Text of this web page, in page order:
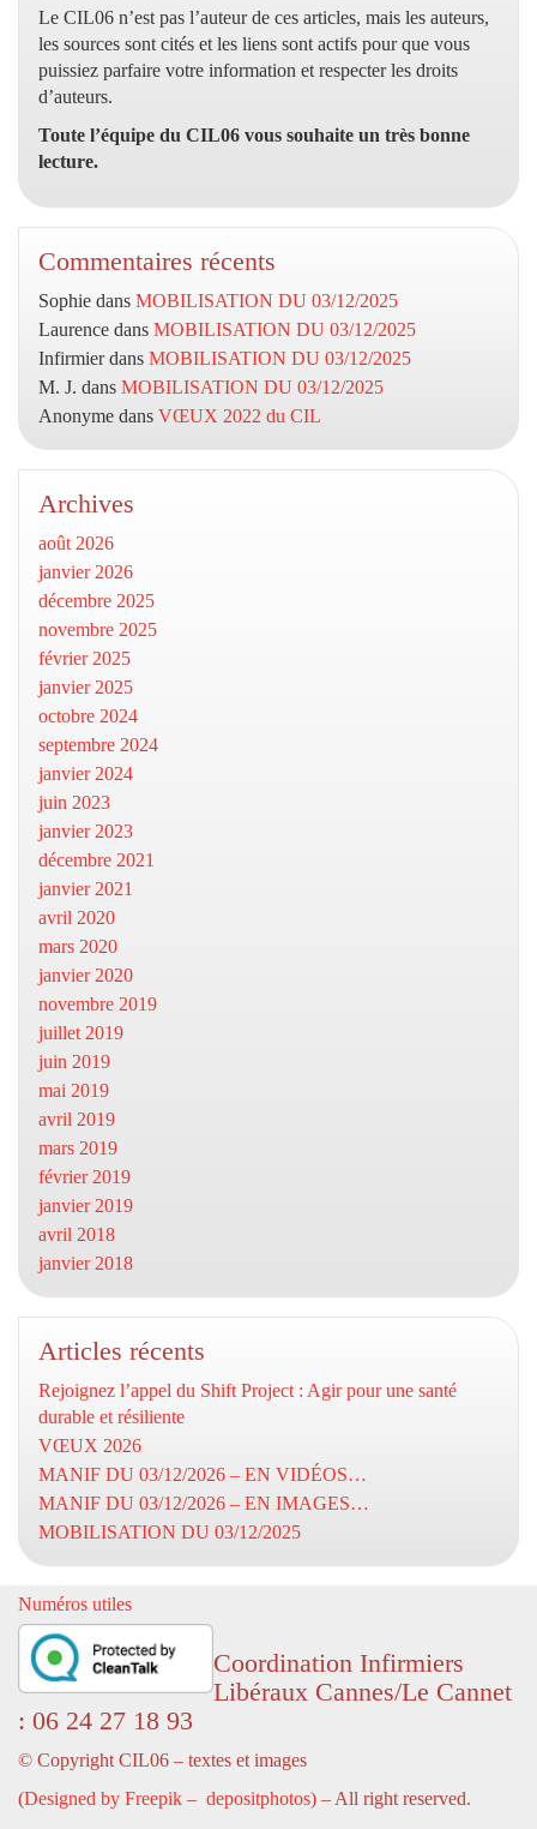
Le CIL06 n’est pas l’auteur de ces articles, mais les auteurs,
les sources sont cités et les liens sont actifs pour que vous
puissiez parfaire votre information et respecter les droits
d’auteurs.
Toute l’équipe du CIL06 vous souhaite un très bonne
lecture.
Commentaires récents
Sophie dans MOBILISATION DU 03/12/2025
Laurence dans MOBILISATION DU 03/12/2025
Infirmierdans MOBILISATION DU 03/12/2025
M. J. dans MOBILISATION DU 03/12/2025
Anonyme dans VŒUX 2022 du CIL
Archives
août 2026
janvier 2026
décembre 2025
novembre 2025
février 2025
janvier 2025
octobre 2024
septembre 2024
janvier 2024
juin 2023
janvier 2023
décembre 2021
janvier 2021
avril 2020
mars 2020
janvier 2020
novembre 2019
juillet 2019
juin 2019
mai 2019
avril 2019
mars 2019
février 2019
janvier 2019
avril 2018
janvier 2018
Articles récents
Rejoignez l’appel du Shift Project : Agir pour une santé
durable et résiliente
VŒUX 2026
MANIF DU 03/12/2026 – EN VIDÉOS…
MANIF DU 03/12/2026 – EN IMAGES…
MOBILISATION DU 03/12/2025
Numéros utiles
Coordination Infirmiers
Libéraux Cannes/Le Cannet
: 06 24 27 18 93
© Copyright CIL06 – textes et images
(Designed by Freepik – depositphotos) – All right reserved.